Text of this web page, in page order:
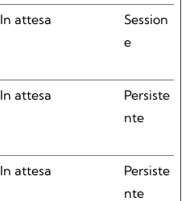
In attesa
Session
e
In attesa
Persiste
nte
In attesa
Persiste
nte